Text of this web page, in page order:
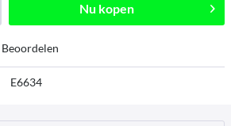
Nu kopen
Beoordelen
E6634